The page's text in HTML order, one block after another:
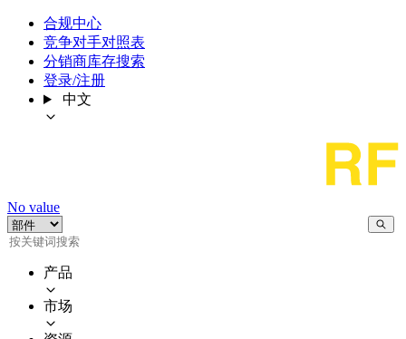
合规中心
竞争对手对照表
分销商库存搜索
登录/注册
中文
No value
产品
市场